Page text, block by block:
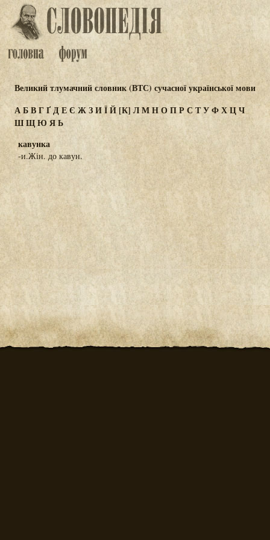
Великий тлумачний словник (ВТС) сучасної української мови
АБВГҐДЕЄ ЖЗИЇЙ [К] ЛМНОПР СТУФХЦЧ
ШЩЮЯЬ
кавунка
-и.Жін. до кавун.